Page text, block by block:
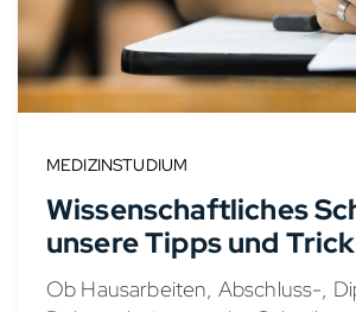
MEDIZINSTUDIUM
Wissenschaftliches
unsere Tipps und
Ob Hausarbeiten, Abschluss-,